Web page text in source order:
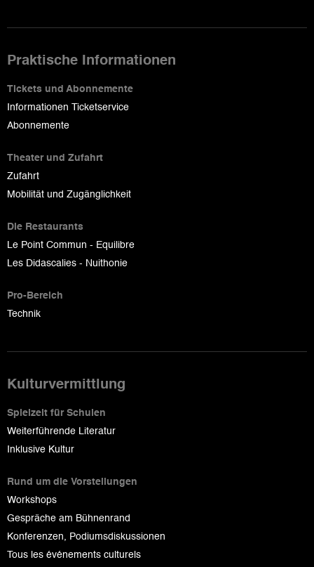
Praktische Informationen
Tickets und Abonnemente
Informationen Ticketservice
Abonnemente
Theater und Zufahrt
Zufahrt
Mobilität und Zugänglichkeit
Die Restaurants
Le Point Commun - Equilibre
Les Didascalies - Nuithonie
Pro-Bereich
Technik
Kulturvermittlung
Spielzeit für Schulen
Weiterführende Literatur
Inklusive Kultur
Rund um die Vorstellungen
Workshops
Gespräche am Bühnenrand
Konferenzen, Podiumsdiskussionen
Tous les événements culturels